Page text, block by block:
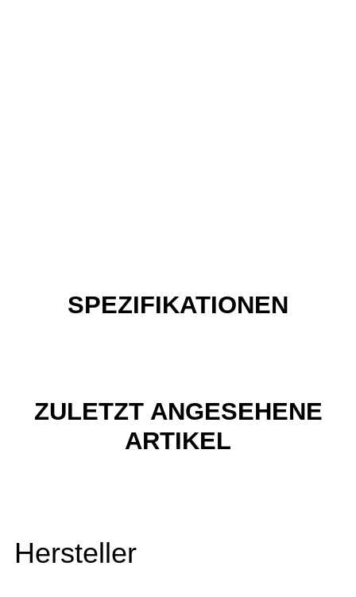
SPEZIFIKATIONEN
ZULETZT ANGESEHENE
ARTIKEL
Hersteller